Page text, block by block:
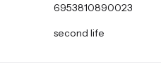
6953810890023
second life